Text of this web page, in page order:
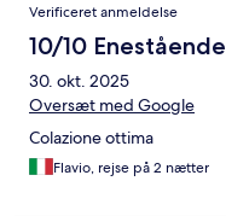
Verificeret anmeldelse
10/10 Enestående
30. okt. 2025
Oversæt med Google
Colazione ottima
Flavio, rejse på 2 nætter